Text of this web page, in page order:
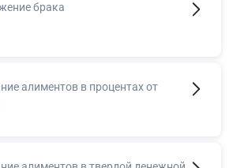
брака
алиментов в процентах от